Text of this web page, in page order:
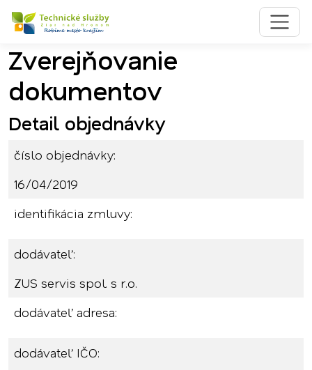
Preskočiť na obsah
Preskočiť na hlavné menu
Zverejňovanie
dokumentov
Detail objednávky
číslo objednávky:
16/04/2019
identifikácia zmluvy:
dodávateľ:
ZUS servis spol. s r.o.
dodávateľ adresa:
dodávateľ IČO: